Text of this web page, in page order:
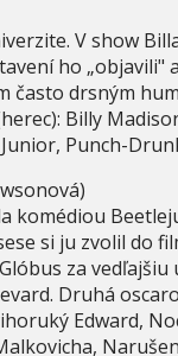
V show
ho „objavili"
často drsným
Billy
Punch-
komédiou
si ju zvolil do
za
Druhá
Edward,